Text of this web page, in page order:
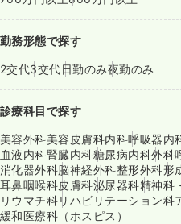
勤務形態で探す
2交代3交代日勤のみ夜勤のみ
診療科目で探す
美容外科美容皮膚科内科呼吸器内
血液内科腎臓内科糖尿病内科外科
消化器外科脳神経外科整形外科形
耳鼻咽喉科皮膚科泌尿器科精神科
リウマチ科リハビリテーション科
緩和医療科（ホスピス）